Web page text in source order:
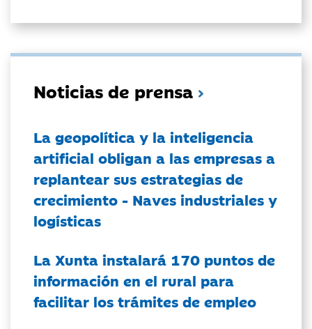
Noticias de prensa
La geopolítica y la inteligencia
artificial obligan a las empresas a
replantear sus estrategias de
crecimiento - Naves industriales y
logísticas
La Xunta instalará 170 puntos de
información en el rural para
facilitar los trámites de empleo